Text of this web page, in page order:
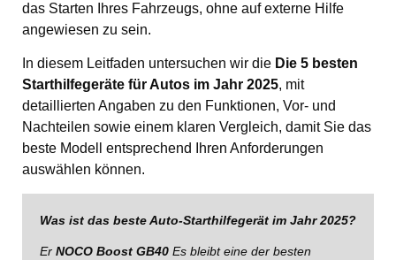
das Starten Ihres Fahrzeugs, ohne auf externe Hilfe
angewiesen zu sein.
In diesem Leitfaden untersuchen wir die Die 5 besten
Starthilfegeräte für Autos im Jahr 2025, mit
detaillierten Angaben zu den Funktionen, Vor- und
Nachteilen sowie einem klaren Vergleich, damit Sie das
beste Modell entsprechend Ihren Anforderungen
auswählen können.
Was ist das beste Auto-Starthilfegerät im Jahr 2025?
Er NOCO Boost GB40 Es bleibt eine der besten